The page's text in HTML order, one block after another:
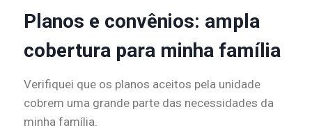
Planos e convênios: ampla
cobertura para minha família
Verifiquei que os planos aceitos pela unidade
cobrem uma grande parte das necessidades da
minha família.